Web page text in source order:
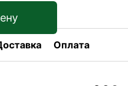
Оплата